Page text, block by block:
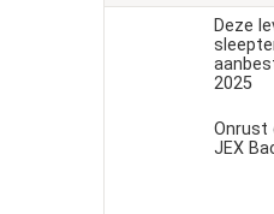
Deze
2025
Onrust
JEX